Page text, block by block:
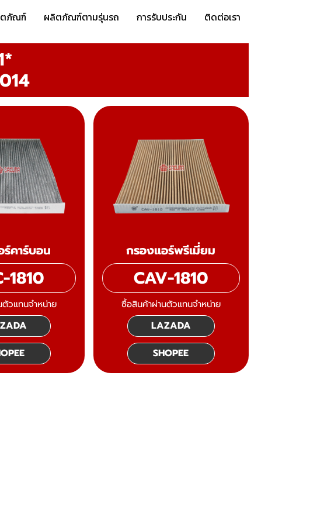
ตภัณฑ์ ผลิตภัณฑ์ตามรุ่นรถ การรับประกัน ติดต่อเรา
คาร์บอน
1810
วแทนจำหน่าย
กรองแอร์พรีเมี่ยม
CAV-1810
ซื้อสินค้าผ่านตัวแทนจำหน่าย
LAZADA
SHOPEE